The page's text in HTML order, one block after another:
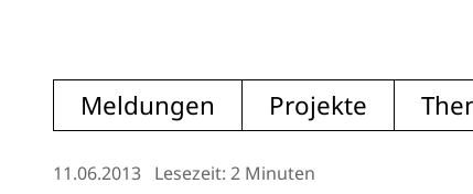
Meldungen Projekte
11.06.2013 Lesezeit: 2 Minuten